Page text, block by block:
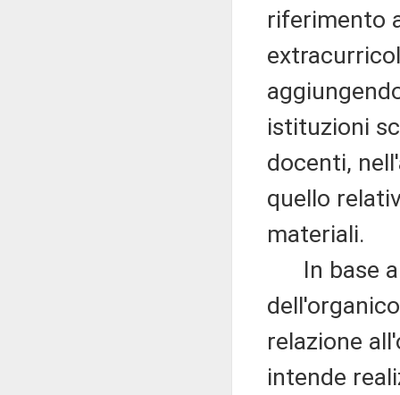
riferimento
istituzioni
docenti,
quello
materiali.
In base al
relazione
intende